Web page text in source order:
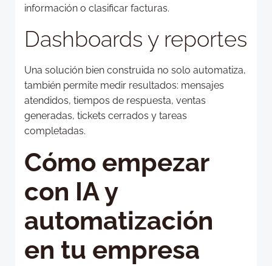
información o clasificar facturas.
Dashboards y reportes
Una solución bien construida no solo automatiza,
también permite medir resultados: mensajes
atendidos, tiempos de respuesta, ventas
generadas, tickets cerrados y tareas
completadas.
Cómo empezar
con IA y
automatización
en tu empresa